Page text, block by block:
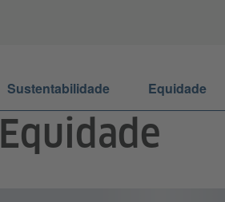
Sustentabilidade Equidade
Equidade